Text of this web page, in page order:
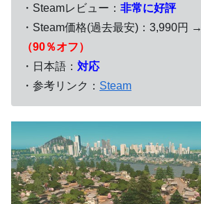
・Steamレビュー： 非常に好評
・Steam価格(過去最安)：3,990円 →
（90％オフ）
・日本語： 対応
・参考リンク： Steam